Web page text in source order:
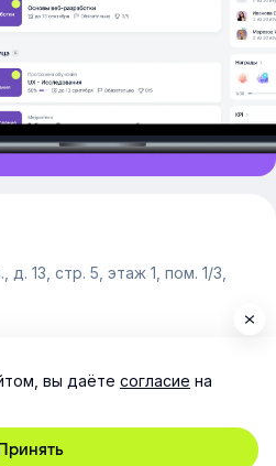
д. 13, стр. 5, этаж 1, пом. 1/3,
бесплатный
вы даёте согласие на